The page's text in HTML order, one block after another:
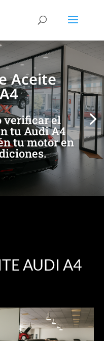
Aceite
verificar el
tu Audi A4
tu motor en
AUDI A4